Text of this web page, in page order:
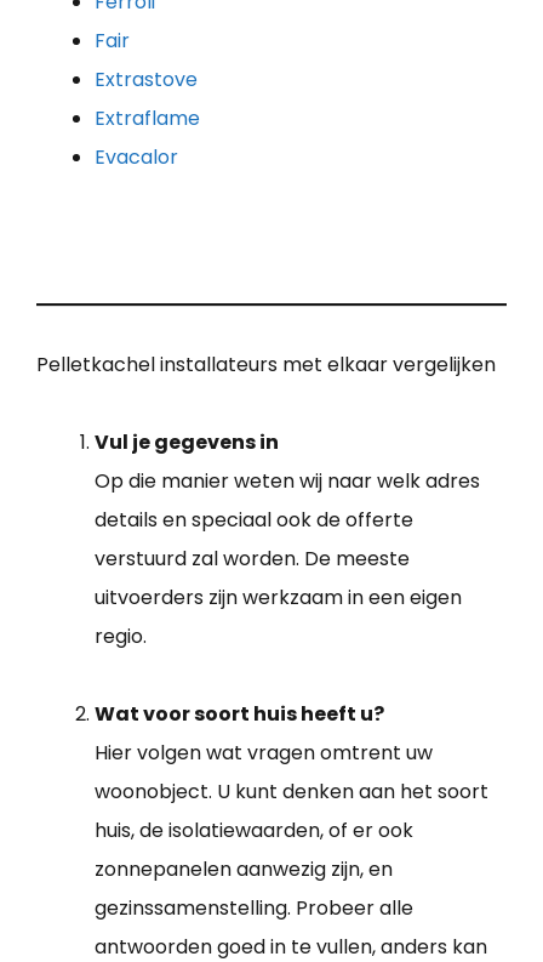
Fair
Extrastove
Extraflame
Evacalor
Pelletkachel installateurs met elkaar vergelijken
Vul je gegevens in
Op die manier weten wij naar welk adres
details en speciaal ook de offerte
verstuurd zal worden. De meeste
uitvoerders zijn werkzaam in een eigen
regio.
Wat voor soort huis heeft u?
Hier volgen wat vragen omtrent uw
woonobject. U kunt denken aan het soort
huis, de isolatiewaarden, of er ook
zonnepanelen aanwezig zijn, en
gezinssamenstelling. Probeer alle
antwoorden goed in te vullen, anders kan